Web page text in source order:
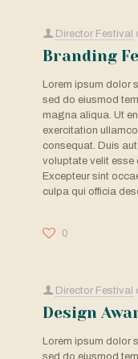
Director Festival
Branding
Lorem ipsum dolor
sed do eiusmod
magna aliqua. Ut
exercitation
consequat. Duis
voluptate velit esse
Excepteur sint
culpa qui officia
0
Director Festival
Design
Lorem ipsum dolor
sed do eiusmod